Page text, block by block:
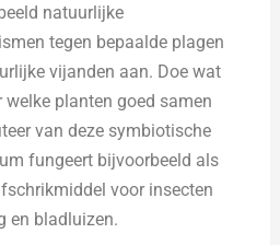
natuurlijke
tegen bepaalde plagen
vijanden aan. Doe wat
welke planten goed samen
van deze symbiotische
fungeert bijvoorbeeld als
voor insecten
en bladluizen.